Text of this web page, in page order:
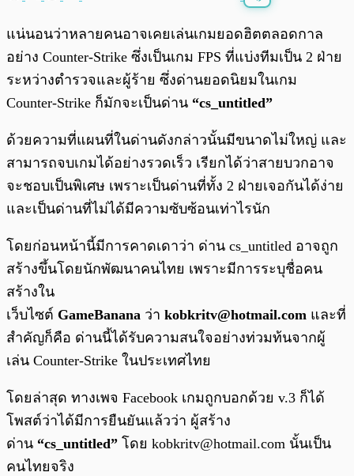
พร้อมเล่น
แน่นอนว่าหลายคนอาจเคยเล่นเกมยอดฮิตตลอดกาล
อย่าง Counter-Strike ซึ่งเป็นเกม FPS ที่แบ่งทีมเป็น 2 ฝ่าย
ระหว่างตำรวจและผู้ร้าย ซึ่งด่านยอดนิยมในเกม
Counter-Strike ก็มักจะเป็นด่าน “cs_untitled”
ด้วยความที่แผนที่ในด่านดังกล่าวนั้นมีขนาดไม่ใหญ่ และ
สามารถจบเกมได้อย่างรวดเร็ว เรียกได้ว่าสายบวกอาจ
จะชอบเป็นพิเศษ เพราะเป็นด่านที่ทั้ง 2 ฝ่ายเจอกันได้ง่าย
และเป็นด่านที่ไม่ได้มีความซับซ้อนเท่าไรนัก
โดยก่อนหน้านี้มีการคาดเดาว่า ด่าน cs_untitled อาจถูก
สร้างขึ้นโดยนักพัฒนาคนไทย เพราะมีการระบุชื่อคน
สร้างใน
เว็บไซต์ GameBanana ว่า kobkritv@hotmail.com และที่
สำคัญก็คือ ด่านนี้ได้รับความสนใจอย่างท่วมท้นจากผู้
เล่น Counter-Strike ในประเทศไทย
โดยล่าสุด ทางเพจ Facebook เกมถูกบอกด้วย v.3 ก็ได้
โพสต์ว่าได้มีการยืนยันแล้วว่า ผู้สร้าง
ด่าน “cs_untitled” โดย kobkritv@hotmail.com นั้นเป็น
คนไทยจริง